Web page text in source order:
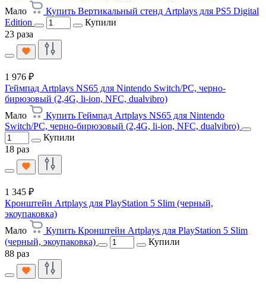
Мало
Купить Вертикальный стенд Artplays для PS5 Digital
Edition
Купили
23 раза
1 976 ₽
Геймпад Artplays NS65 для Nintendo Switch/PC, черно-
бирюзовый (2,4G, li-ion, NFC, dualvibro)
Мало
Купить Геймпад Artplays NS65 для Nintendo
Switch/PC, черно-бирюзовый (2,4G, li-ion, NFC, dualvibro)
Купили
18 раз
1 345 ₽
Кронштейн Artplays для PlayStation 5 Slim (черный,
экоупаковка)
Мало
Купить Кронштейн Artplays для PlayStation 5 Slim
(черный, экоупаковка)
Купили
88 раз